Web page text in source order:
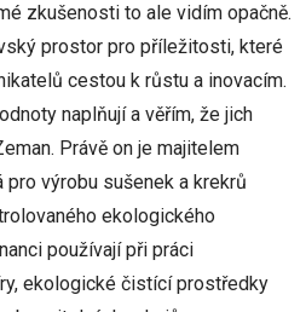
zkušenosti to ale vidím opačně.
prostor pro příležitosti, které
cestou k růstu a inovacím.
naplňují a věřím, že jich
Právě on je majitelem
pro výrobu sušenek a krekrů
ekologického
používají při práci
ekologické čistící prostředky